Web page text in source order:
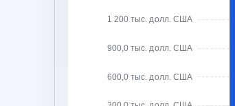
600,0 тыс. долл. США
900,0 тыс. долл. США
1 200 тыс. долл. США